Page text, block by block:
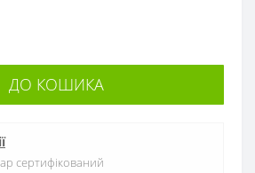
ДО КОШИКА
сертифікований